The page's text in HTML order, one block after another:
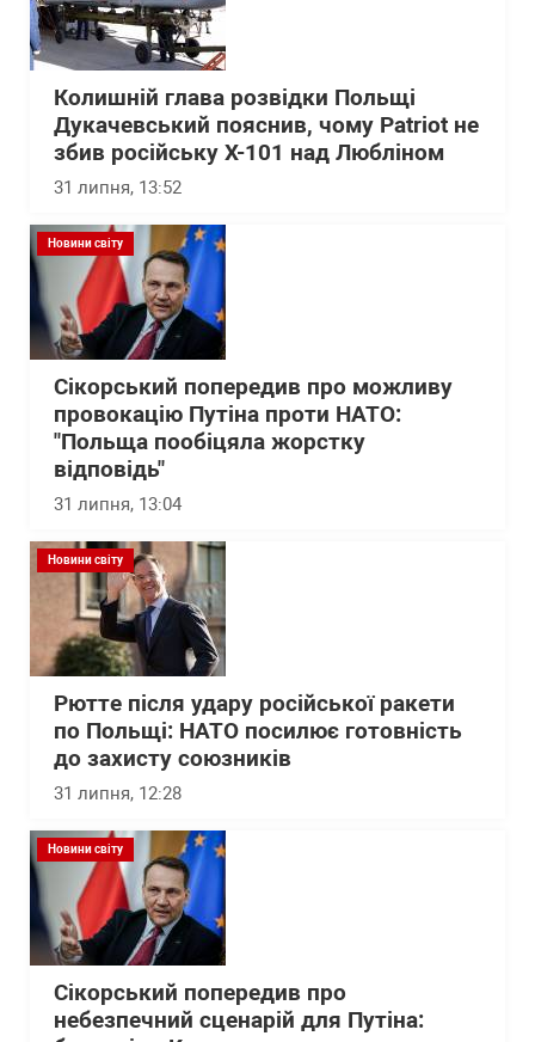
Колишній глава розвідки Польщі
Дукачевський пояснив, чому Patriot не
збив російську Х-101 над Любліном
31 липня, 13:52
Новини світу
Сікорський попередив про можливу
провокацію Путіна проти НАТО:
"Польща пообіцяла жорстку
відповідь"
31 липня, 13:04
Новини світу
Рютте після удару російської ракети
по Польщі: НАТО посилює готовність
до захисту союзників
31 липня, 12:28
Новини світу
Сікорський попередив про
небезпечний сценарій для Путіна: